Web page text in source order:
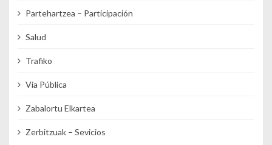
Partehartzea – Participación
Salud
Trafiko
Vía Pública
Zabalortu Elkartea
Zerbitzuak – Sevicios